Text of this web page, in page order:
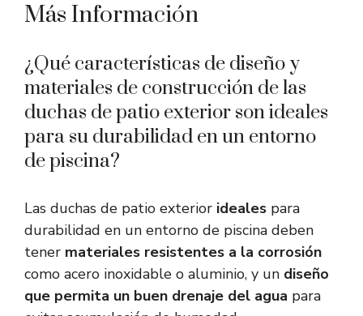
Más Información
¿Qué características de diseño y
materiales de construcción de las
duchas de patio exterior son ideales
para su durabilidad en un entorno
de piscina?
Las duchas de patio exterior ideales para
durabilidad en un entorno de piscina deben
tener materiales resistentes a la corrosión
como acero inoxidable o aluminio, y un diseño
que permita un buen drenaje del agua para